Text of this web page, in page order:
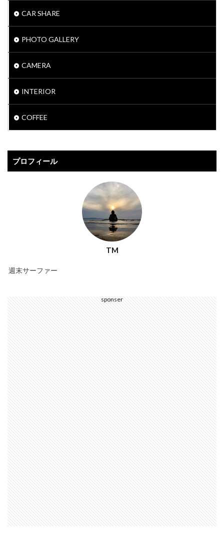
CAR SHARE
PHOTO GALLERY
CAMERA
INTERIOR
COFFEE
プロフィール
TM
週末サーファー
sponser